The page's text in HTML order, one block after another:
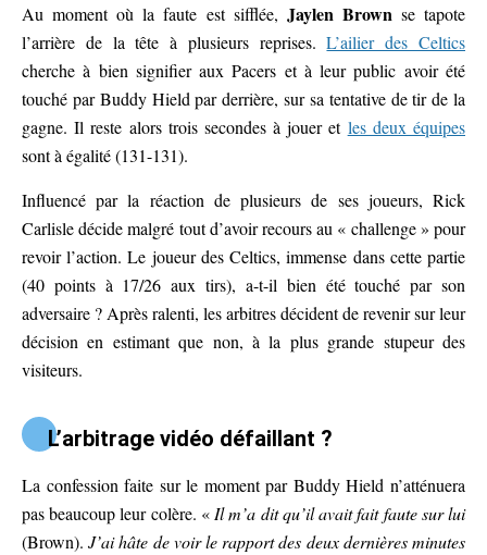
Au moment où la faute est sifflée, Jaylen Brownse tapote
l’arrière de la tête à plusieurs reprises.L’ailier des Celtics
cherche à bien signifier aux Pacers et à leur public avoir été
touché par Buddy Hield par derrière, sur sa tentative de tir de la
gagne. Il reste alors trois secondes à jouer et les deux équipes
sont à égalité (131-131).
Influencé par la réaction de plusieurs de ses joueurs, Rick
Carlisle décide malgré tout d’avoir recours au « challenge » pour
revoir l’action. Le joueur des Celtics, immense dans cette partie
(40 points à 17/26 aux tirs), a-t-il bien été touché par son
adversaire ? Après ralenti, les arbitres décident de revenir sur leur
décision en estimant que non, à la plus grande stupeur des
visiteurs.
L’arbitrage vidéo défaillant ?
La confession faite sur le moment par Buddy Hield n’atténuera
pas beaucoup leur colère. «Il m’a dit qu’il avait fait faute sur lui
(Brown). J’ai hâte de voir le rapport des deux dernières minutes